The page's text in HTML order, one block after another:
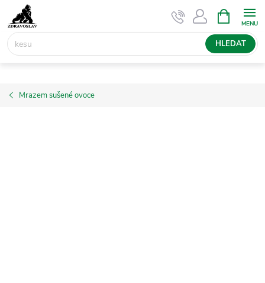
na
obsah
HLEDAT
NÁKUPNÍ
KOŠÍK
Mrazem sušené ovoce